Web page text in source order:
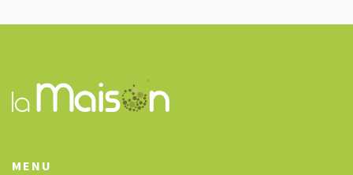
i
t
i
MENU